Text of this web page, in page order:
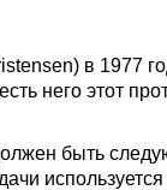
в 1977
него этот
быть